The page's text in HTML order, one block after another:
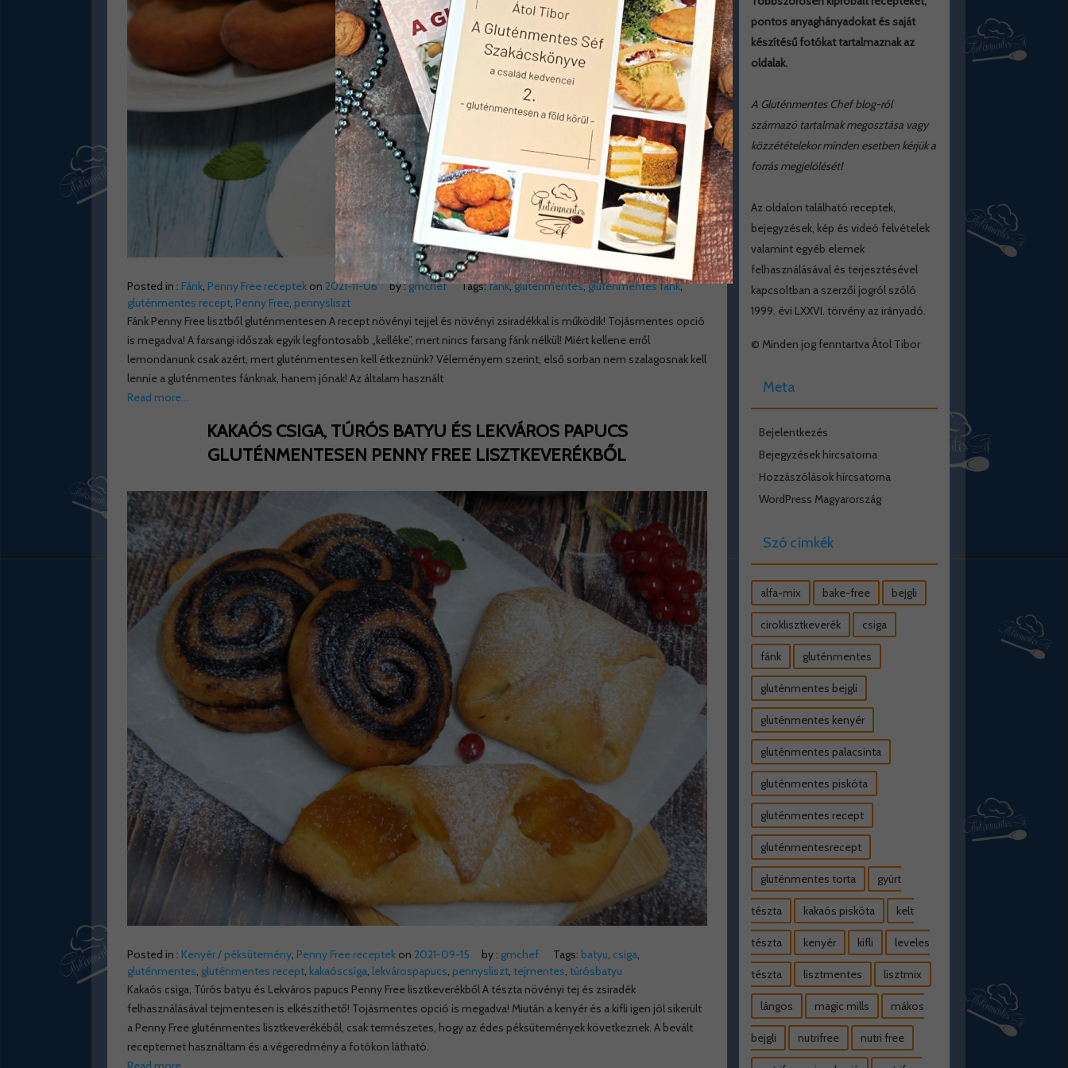
Posted in : Fánk, Penny Free receptek on 2021-11-06 by :gmchef Tags:fánk,gluténmentes,gluténmentes fánk,
gluténmentes recept, Penny Free, pennysliszt
Fánk Penny Free lisztből gluténmentesen A recept növényi tejjel és növényi zsiradékkal is működik! Tojásmentes opció
is megadva! A farsangi időszak egyik legfontosabb „kelléke”, mert nincs farsang fánk nélkül! Miért kellene erről
lemondanunk csak azért, mert gluténmentesen kell étkeznünk? Véleményem szerint, első sorban nem szalagosnak kell
lennie a gluténmentes fánknak, hanem jónak! Az általam használt
Read more…
KAKAÓS CSIGA, TÚRÓS BATYU ÉS LEKVÁROS PAPUCS
GLUTÉNMENTESEN PENNY FREE LISZTKEVERÉKBŐL
Posted in : Kenyér / péksütemény, Penny Free receptek on 2021-09-15 by : gmchef Tags: batyu, csiga,
gluténmentes, gluténmentes recept, kakaóscsiga, lekvárospapucs, pennysliszt, tejmentes, túrósbatyu
Kakaós csiga, Túrós batyu és Lekváros papucs Penny Free lisztkeverékből A tészta növényi tej és zsiradék
felhasználásával tejmentesen is elkészíthető! Tojásmentes opció is megadva! Miután a kenyér és a kifli igen jól sikerült
a Penny Free gluténmentes lisztkeverékéből, csak természetes, hogy az édes péksütemények következnek. A bevált
receptemet használtam és a végeredmény a fotókon látható.
pontos anyaghányadokat és saját
készítésű fotókat tartalmaznak az
oldalak.
A Gluténmentes Chef blog-ról
származó tartalmak megosztása vagy
közzétételekor minden esetben kérjük a
forrás megjelölését!
Az oldalon található receptek,
bejegyzések, kép és videó felvételek
valamint egyéb elemek
felhasználásával és terjesztésével
kapcsoltban a szerzői jogról szóló
1999. évi LXXVI. törvény az irányadó.
© Minden jog fenntartva Átol Tibor
Meta
Bejelentkezés
Bejegyzések hírcsatorna
Hozzászólások hírcsatorna
WordPress Magyarország
Szó címkék
alfa-mix bake-free bejgli
ciroklisztkeverék csiga
fánk gluténmentes
gluténmentes bejgli
gluténmentes kenyér
gluténmentes palacsinta
gluténmentes piskóta
gluténmentes recept
gluténmentesrecept
gluténmentes torta gyúrt
tészta kakaós piskóta kelt
tészta kenyér kifli leveles
tészta lisztmentes lisztmix
lángos magic mills mákos
bejgli nutrifree nutri free